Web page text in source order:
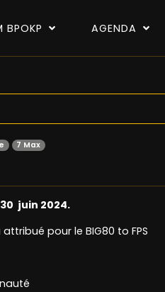
BPOKP AGENDA
7 Max
juin 2024.
pour le BIG80 to FPS